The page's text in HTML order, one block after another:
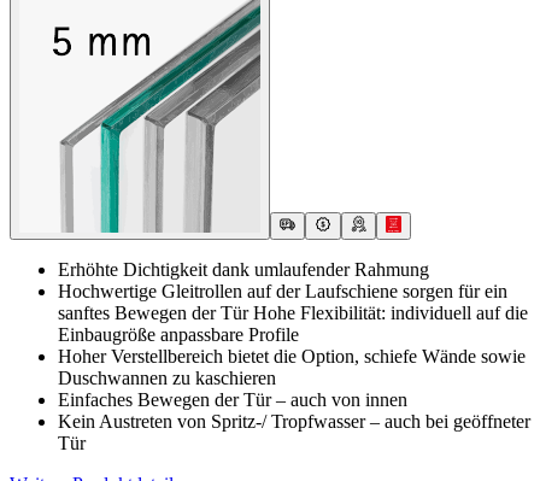
Erhöhte Dichtigkeit dank umlaufender Rahmung
Hochwertige Gleitrollen auf der Laufschiene sorgen für ein
sanftes Bewegen der Tür Hohe Flexibilität: individuell auf die
Einbaugröße anpassbare Profile
Hoher Verstellbereich bietet die Option, schiefe Wände sowie
Duschwannen zu kaschieren
Einfaches Bewegen der Tür – auch von innen
Kein Austreten von Spritz-/ Tropfwasser – auch bei geöffneter
Tür